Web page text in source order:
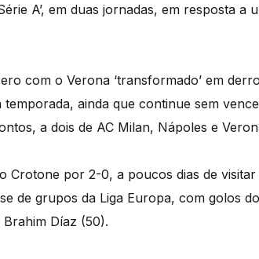
A’, em duas jornadas, em resposta a
com o Verona ‘transformado’ em
ainda que continue sem
a dois de AC Milan, Nápoles e
Crotone por 2-0, a poucos dias de
de grupos da Liga Europa, com golos
Díaz (50).